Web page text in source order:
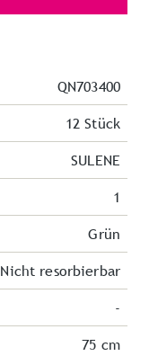
QN703400
12 Stück
SULENE
1
Grün
Nicht resorbierbar
-
75 cm